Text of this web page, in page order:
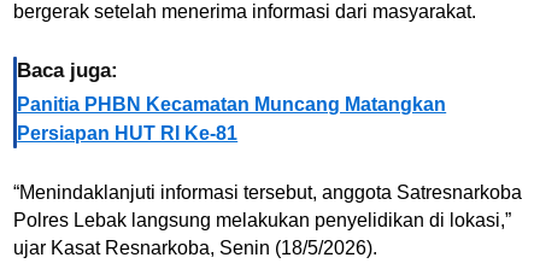
bergerak setelah menerima informasi dari masyarakat.
Baca juga:
Panitia PHBN Kecamatan Muncang Matangkan
Persiapan HUT RI Ke-81
“Menindaklanjuti informasi tersebut, anggota Satresnarkoba
Polres Lebak langsung melakukan penyelidikan di lokasi,”
ujar Kasat Resnarkoba, Senin (18/5/2026).